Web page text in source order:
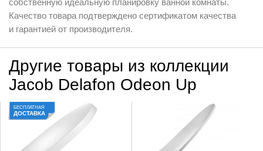
Качество товара подтверждено сертификатом качества
и гарантией от производителя.
Другие товары из коллекции
Jacob Delafon Odeon Up
БЕСПЛАТНАЯ
ДОСТАВКА